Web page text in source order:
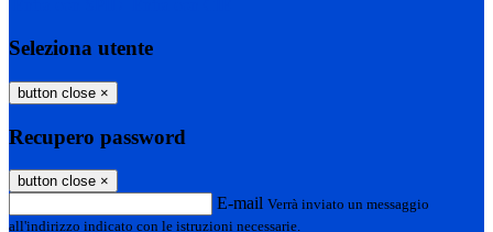
Seleziona utente
button close ×
Recupero password
button close ×
E-mail Verrà inviato un messaggio
all'indirizzo indicato con le istruzioni necessarie.